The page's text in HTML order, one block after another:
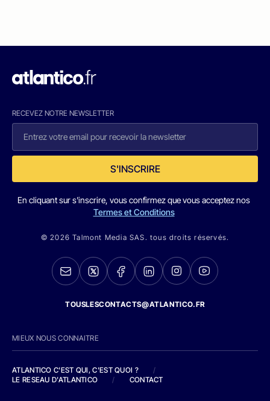
RECEVEZ NOTRE NEWSLETTER
S'INSCRIRE
En cliquant sur s'inscrire, vous confirmez que vous acceptez nos
Termes et Conditions
© 2026 Talmont Media SAS. tous droits réservés.
TOUSLESCONTACTS@ATLANTICO.FR
MIEUX NOUS CONNAITRE
ATLANTICO C'EST QUI, C'EST QUOI ?
/
LE RESEAU D'ATLANTICO
/ CONTACT